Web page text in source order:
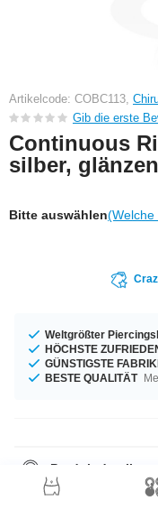
Artikelcode: COBC113,
Gib die erste
Continuous
silber,
Bitte auswählen(Welche
Weltgrößter
HÖCHSTE
GÜNSTIGSTE
BESTE QUALITÄT
Produktdetails
Ein Produkt für alle